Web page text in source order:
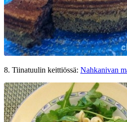
8. Tiinatuulin keittiössä: Nahkanivan